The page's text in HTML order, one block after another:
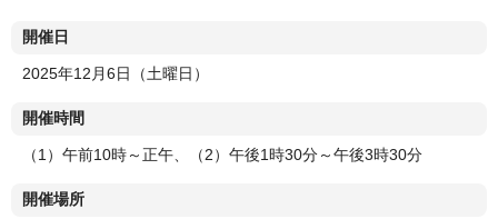
開催日
2025年12月6日（土曜日）
開催時間
（1）午前10時～正午、（2）午後1時30分～午後3時30分
開催場所